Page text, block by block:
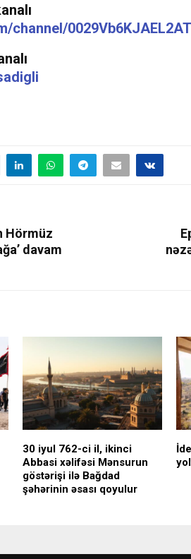
channel/
Hörmüz
davam
30 iyul 762-ci il, ikinci
Abbasi xəlifəsi Mənsurun
göstərişi ilə Bağdad
şəhərinin əsası qoyulur